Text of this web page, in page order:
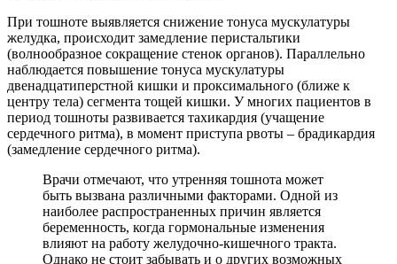
При тошноте выявляется снижение тонуса мускулатуры
желудка, происходит замедление перистальтики
(волнообразное сокращение стенок органов). Параллельно
наблюдается повышение тонуса мускулатуры
двенадцатиперстной кишки и проксимального (ближе к
центру тела) сегмента тощей кишки. У многих пациентов в
период тошноты развивается тахикардия (учащение
сердечного ритма), в момент приступа рвоты – брадикардия
(замедление сердечного ритма).
Врачи отмечают, что утренняя тошнота может
быть вызвана различными факторами. Одной из
наиболее распространенных причин является
беременность, когда гормональные изменения
влияют на работу желудочно-кишечного тракта.
Однако не стоит забывать и о других возможных